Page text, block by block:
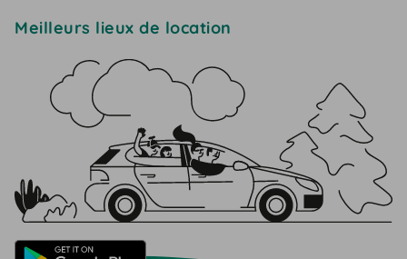
Meilleurs lieux de location